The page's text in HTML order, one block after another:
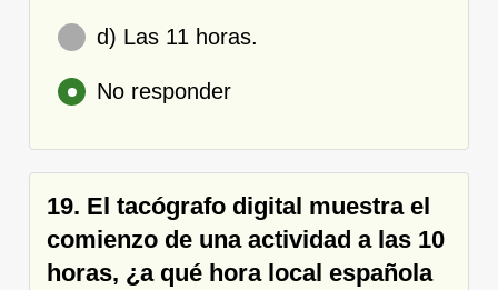
d) Las 11 horas.
No responder
19. El tacógrafo digital muestra el
comienzo de una actividad a las 10
horas, ¿a qué hora local española